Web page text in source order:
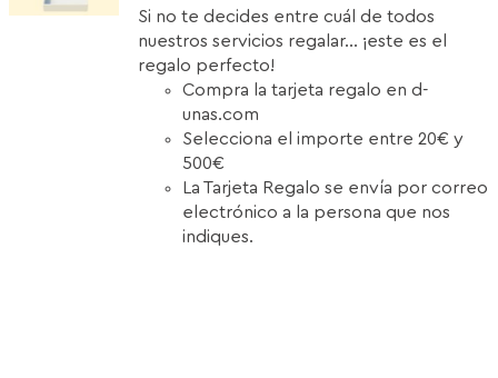
Si no te decides entre cuál de todos
nuestros servicios regalar... ¡este es el
regalo perfecto!
Compra la tarjeta regalo en d-
unas.com
Selecciona el importe entre 20€ y
500€
La Tarjeta Regalo se envía por correo
electrónico a la persona que nos
indiques.